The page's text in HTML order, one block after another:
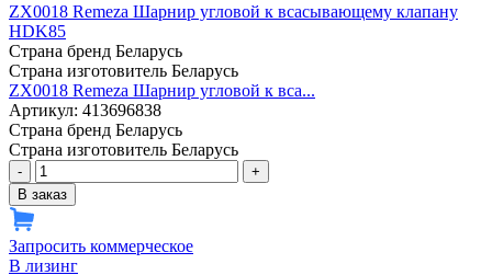
ZX0018 Remeza Шарнир угловой к всасывающему клапану
HDK85
Страна бренд Беларусь
Страна изготовитель Беларусь
ZX0018 Remeza Шарнир угловой к вса...
Артикул: 413696838
Страна бренд Беларусь
Страна изготовитель Беларусь
-
+
В заказ
Запросить коммерческое
В лизинг